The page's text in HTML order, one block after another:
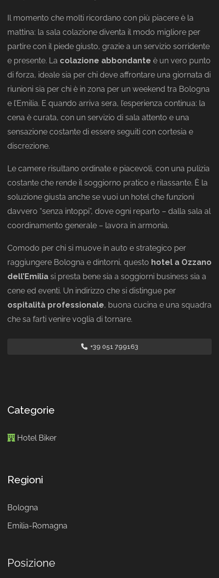
Il momento che molti ricordano con più piacere è la
mattina: la sala colazione diventa il modo migliore per
partire con il piede giusto, grazie a un servizio sorridente
e presente. La colazione abbondante è un vero punto
di forza, ideale sia per chi deve affrontare una giornata di
riunioni sia per chi è in zona per un weekend tra Bologna
e l’Emilia. E quando arriva sera, l’esperienza continua: la
cena è curata, con un servizio di sala attento e una
sensazione costante di essere seguiti con cortesia e
discrezione.
Le camere risultano ordinate e piacevoli, con una pulizia
costante che rende il soggiorno pratico e rilassante. È la
soluzione giusta anche se vuoi un hotel che funzioni
davvero “senza intoppi”, dove ogni reparto – dalla sala al
coordinamento generale – lavora in armonia.
Comodo per chi si muove in auto e strategico per
raggiungere Bologna e dintorni, questo hotel a Ozzano
dell’Emilia si presta bene sia a soggiorni business sia a
cene ed eventi. Un indirizzo che si distingue per
ospitalità professionale, buona cucina e una squadra
che sa farti venire voglia di tornare.
+39 051 799163
Categorie
Hotel Biker
Regioni
Bologna
Emilia-Romagna
Posizione